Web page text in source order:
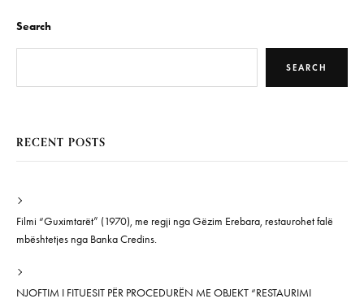
Search
SEARCH
RECENT POSTS
Filmi “Guximtarët” (1970), me regji nga Gëzim Erebara, restaurohet falë
mbështetjes nga Banka Credins.
NJOFTIM I FITUESIT PËR PROCEDURËN ME OBJEKT “RESTAURIMI